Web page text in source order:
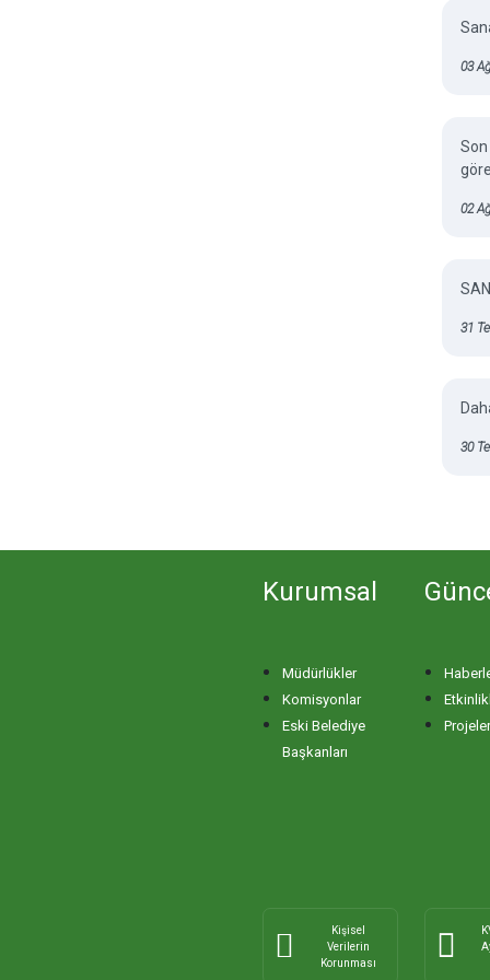
03
02
31
30
Kurumsal
Müdürlükler
Komisyonlar
Eski Belediye
Başkanları
Projeler
Kişisel
Verilerin
Korunması